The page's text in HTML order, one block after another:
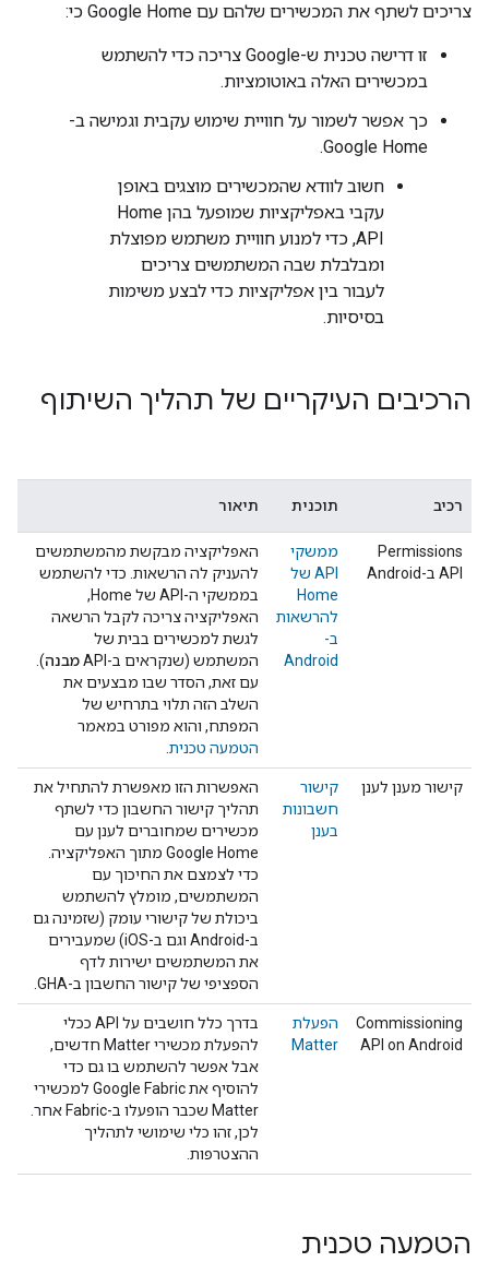
צריכים לשתף את המכשירים שלהם עם Google Home כי:
זו דרישה טכנית ש-Google צריכה כדי להשתמש
במכשירים האלה באוטומציות.
כך אפשר לשמור על חוויית שימוש עקבית וגמישה ב-
Google Home.
חשוב לוודא שהמכשירים מוצגים באופן
עקבי באפליקציות שמופעל בהן Home
API, כדי למנוע חוויית משתמש מפוצלת
ומבלבלת שבה המשתמשים צריכים
לעבור בין אפליקציות כדי לבצע משימות
בסיסיות.
הרכיבים העיקריים של תהליך השיתוף
רכיב תוכנית תיאור
‫Permissions
API ב-Android
ממשקי
API של
Home
להרשאות
ב-
Android
האפליקציה מבקשת מהמשתמשים
להעניק לה הרשאות. כדי להשתמש
בממשקי ה-API של Home,
האפליקציה צריכה לקבל הרשאה
לגשת למכשירים בבית של
המשתמש (שנקראים ב-API
מבנה).
עם זאת, הסדר שבו מבצעים את
השלב הזה תלוי בתרחיש של
המפתח, והוא מפורט במאמר
הטמעה טכנית
קישור מענן לענן
קישור
חשבונות
בענן
האפשרות הזו מאפשרת להתחיל את
תהליך קישור החשבון כדי לשתף
מכשירים שמחוברים לענן עם
Google Home מתוך האפליקציה.
כדי לצמצם את החיכוך עם
המשתמשים, מומלץ להשתמש
ביכולת של קישורי עומק (שזמינה גם
ב-Android וגם ב-iOS) שמעבירים
את המשתמשים ישירות לדף
הספציפי של קישור החשבון ב-GHA.
Commissioning
API on Android
הפעלת
Matter
בדרך כלל חושבים על API ככלי
להפעלת מכשיריMatter חדשים,
אבל אפשר להשתמש בו גם כדי
להוסיף את Google Fabric למכשירי
Matter
שכבר הופעלו ב-Fabric אחר.
לכן, זהו כלי שימושי לתהליך
ההצטרפות.
הטמעה טכנית